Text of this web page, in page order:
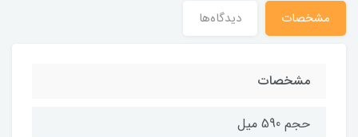
مشخصات دیدگاه‌ها
مشخصات
حجم 590 میل